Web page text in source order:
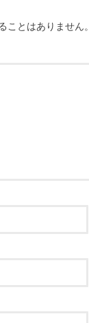
ことはありません。